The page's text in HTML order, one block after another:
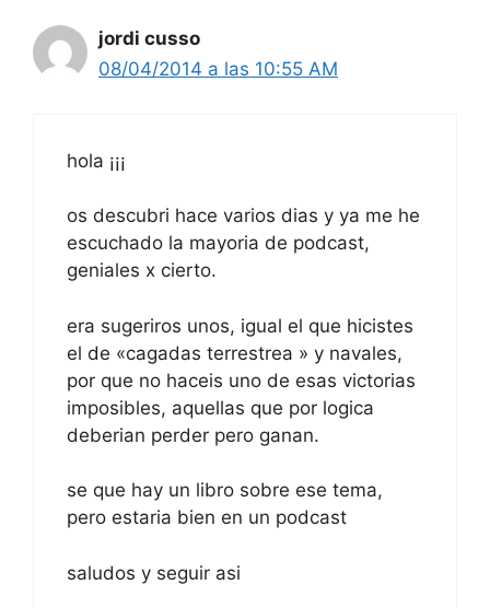
jordi cusso
08/04/2014 a las 10:55 AM
hola ¡¡¡
os descubri hace varios dias y ya me he
escuchado la mayoria de podcast,
geniales x cierto.
era sugeriros unos, igual el que hicistes
el de «cagadas terrestrea » y navales,
por que no haceis uno de esas victorias
imposibles, aquellas que por logica
deberian perder pero ganan.
se que hay un libro sobre ese tema,
pero estaria bien en un podcast
saludos y seguir asi